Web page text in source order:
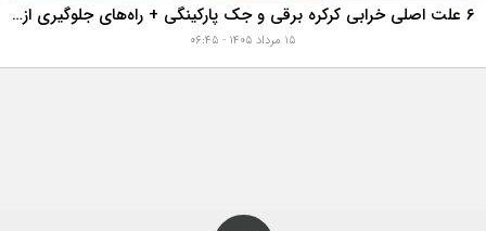
۶ علت اصلی خرابی کرکره برقی و جک پارکینگی + راه‌های جلوگیری از هزینه‌های سنگین تعمیر